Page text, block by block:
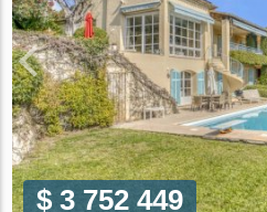
$ 3 752 449